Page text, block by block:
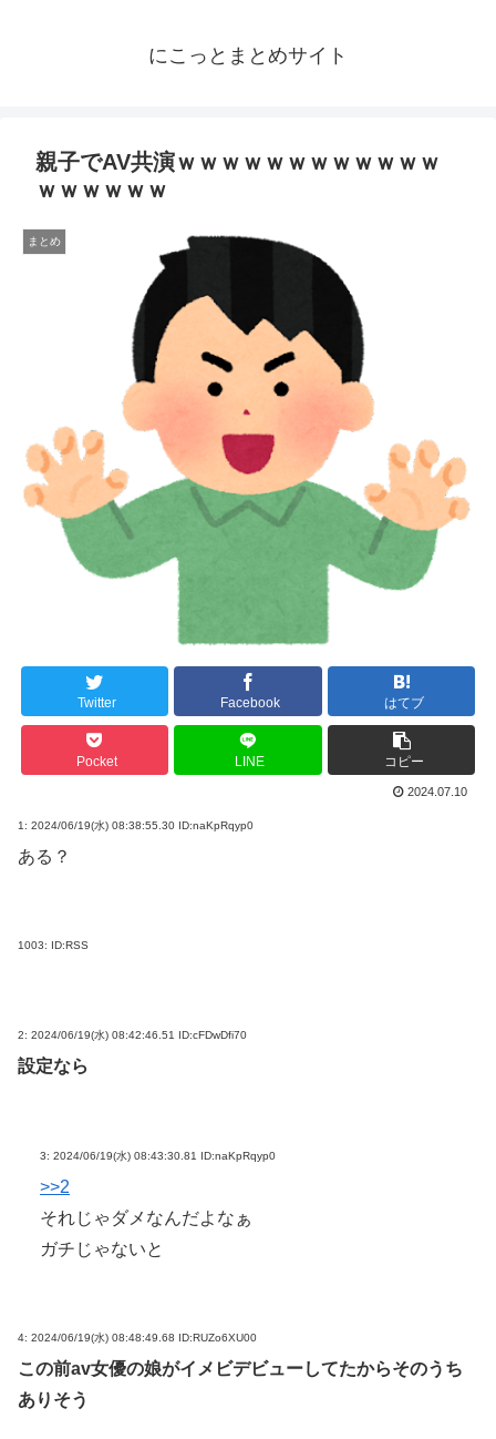
にこっとまとめサイト
親子でAV共演ｗｗｗｗｗｗｗｗｗｗｗｗ
ｗｗｗｗｗｗ
まとめ
Twitter Facebook はてブ
Pocket LINE コピー
2024.07.10
1: 2024/06/19(水) 08:38:55.30 ID:naKpRqyp0
ある？
1003: ID:RSS
2: 2024/06/19(水) 08:42:46.51 ID:cFDwDfi70
設定なら
3: 2024/06/19(水) 08:43:30.81 ID:naKpRqyp0
>>2
それじゃダメなんだよなぁ
ガチじゃないと
4: 2024/06/19(水) 08:48:49.68 ID:RUZo6XU00
この前av女優の娘がイメビデビューしてたからそのうち
ありそう